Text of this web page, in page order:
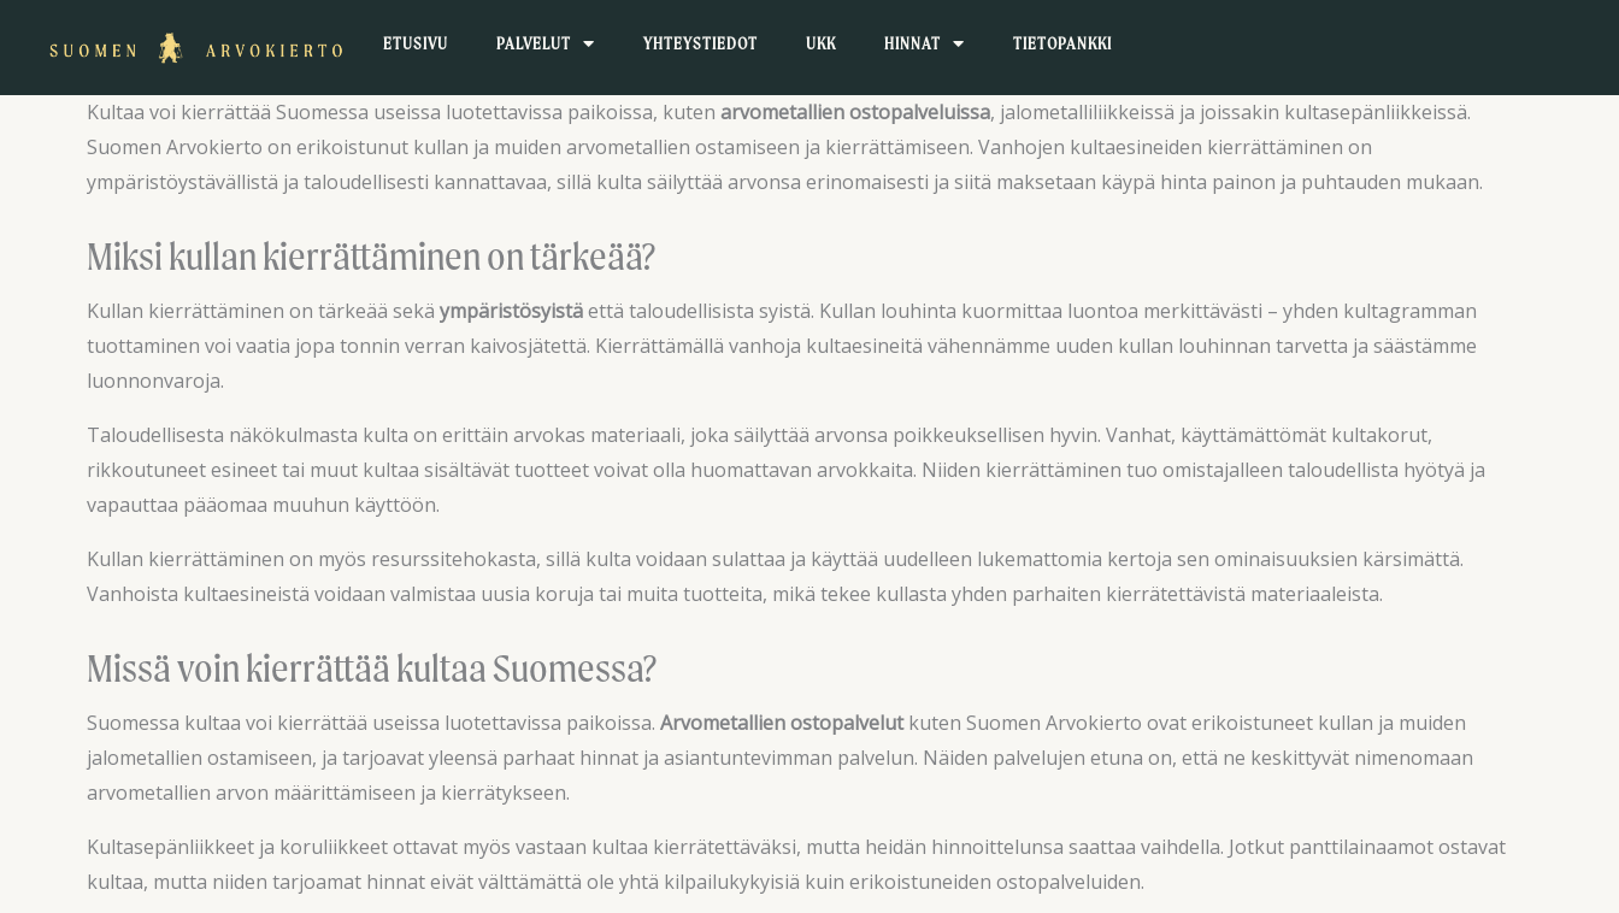
sisältöön
ETUSIVU PALVELUT YHTEYSTIEDOT UKK HINNAT TIETOPANKKI
Kultaa voi kierrättää Suomessa useissa luotettavissa paikoissa, kuten arvometallien ostopalveluissa, jalometalliliikkeissä ja joissakin kultasepänliikkeissä.
Suomen Arvokierto on erikoistunut kullan ja muiden arvometallien ostamiseen ja kierrättämiseen. Vanhojen kultaesineiden kierrättäminen on
ympäristöystävällistä ja taloudellisesti kannattavaa, sillä kulta säilyttää arvonsa erinomaisesti ja siitä maksetaan käypä hinta painon ja puhtauden mukaan.
Miksi kullan kierrättäminen on tärkeää?
Kullan kierrättäminen on tärkeää sekä ympäristösyistäettä taloudellisista syistä. Kullan louhinta kuormittaa luontoa merkittävästi – yhden kultagramman
tuottaminen voi vaatia jopa tonnin verran kaivosjätettä. Kierrättämällä vanhoja kultaesineitä vähennämme uuden kullan louhinnan tarvetta ja säästämme
luonnonvaroja.
Taloudellisesta näkökulmasta kulta on erittäin arvokas materiaali, joka säilyttää arvonsa poikkeuksellisen hyvin. Vanhat, käyttämättömät kultakorut,
rikkoutuneet esineet tai muut kultaa sisältävät tuotteet voivat olla huomattavan arvokkaita. Niiden kierrättäminen tuo omistajalleen taloudellista hyötyä ja
vapauttaa pääomaa muuhun käyttöön.
Kullan kierrättäminen on myös resurssitehokasta, sillä kulta voidaan sulattaa ja käyttää uudelleen lukemattomia kertoja sen ominaisuuksien kärsimättä.
Vanhoista kultaesineistä voidaan valmistaa uusia koruja tai muita tuotteita, mikä tekee kullasta yhden parhaiten kierrätettävistä materiaaleista.
Missä voin kierrättää kultaa Suomessa?
Suomessa kultaa voi kierrättää useissa luotettavissa paikoissa. Arvometallien ostopalvelutkuten Suomen Arvokierto ovat erikoistuneet kullan ja muiden
jalometallien ostamiseen, ja tarjoavat yleensä parhaat hinnat ja asiantuntevimman palvelun. Näiden palvelujen etuna on, että ne keskittyvät nimenomaan
arvometallien arvon määrittämiseen ja kierrätykseen.
Kultasepänliikkeet ja koruliikkeet ottavat myös vastaan kultaa kierrätettäväksi, mutta heidän hinnoittelunsa saattaa vaihdella. Jotkut panttilainaamot ostavat
kultaa, mutta niiden tarjoamat hinnat eivät välttämättä ole yhtä kilpailukykyisiä kuin erikoistuneiden ostopalveluiden.